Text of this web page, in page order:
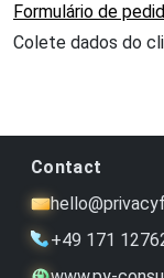
Formulário de
Colete dados do
Contact
+49 171